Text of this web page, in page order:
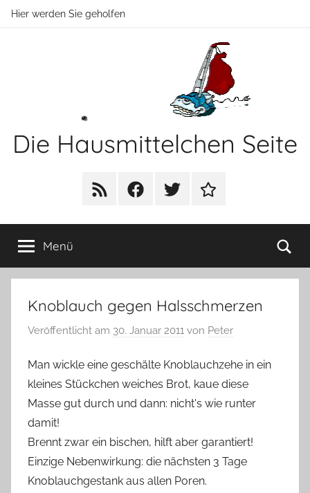
ZumHier werden Sie geholfen
Die Hausmittelchen Seite
RSS FacebookTwitter Newsletter
Menü
Knoblauch gegen Halsschmerzen
Veröffentlicht am 30. Januar 2011 von Peter
Man wickle eine geschälte Knoblauchzehe in ein
kleines Stückchen weiches Brot, kaue diese
Masse gut durch und dann: nicht's wie runter
damit!
Brennt zwar ein bischen, hilft aber garantiert!
Einzige Nebenwirkung: die nächsten 3 Tage
Knoblauchgestank aus allen Poren.